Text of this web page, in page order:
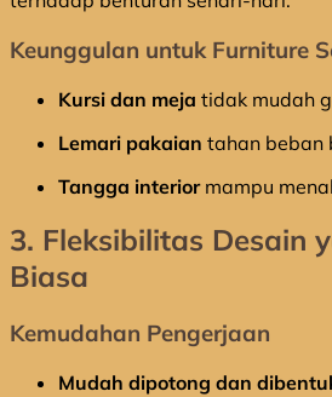
Keunggulan untuk Furniture
Kursi dan meja tidak mudah
Lemari pakaian tahan beban
Tangga interiormampu
3. Fleksibilitas Desain
Biasa
Kemudahan Pengerjaan
Mudah dipotong dan